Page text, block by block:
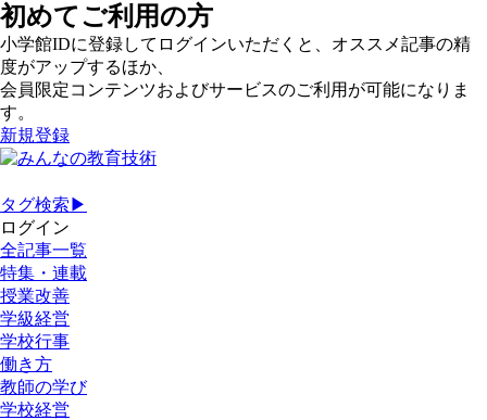
初めてご利用の方
小学館IDに登録してログインいただくと、オススメ記事の精
度がアップするほか、
会員限定コンテンツおよびサービスのご利用が可能になりま
す。
新規登録
タグ検索▶
ログイン
全記事一覧
特集・連載
授業改善
学級経営
学校行事
働き方
教師の学び
学校経営